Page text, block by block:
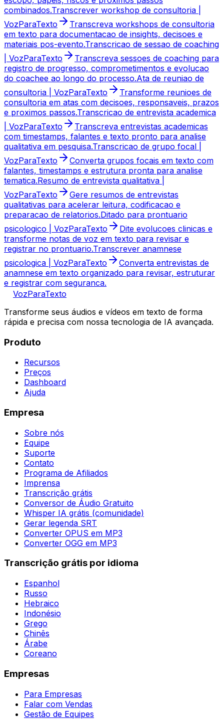
combinados.Transcrever workshop de consultoria |
VozParaTexto
Transcreva workshops de consultoria
em texto para documentacao de insights, decisoes e
materiais pos-evento.Transcricao de sessao de coaching
| VozParaTexto
Transcreva sessoes de coaching para
registro de progresso, comprometimentos e evolucao
do coachee ao longo do processo.Ata de reuniao de
consultoria | VozParaTexto
Transforme reunioes de
consultoria em atas com decisoes, responsaveis, prazos
e proximos passos.Transcricao de entrevista academica
| VozParaTexto
Transcreva entrevistas academicas
com timestamps, falantes e texto pronto para analise
qualitativa em pesquisa.Transcricao de grupo focal |
VozParaTexto
Converta grupos focais em texto com
falantes, timestamps e estrutura pronta para analise
tematica.Resumo de entrevista qualitativa |
VozParaTexto
Gere resumos de entrevistas
qualitativas para acelerar leitura, codificacao e
preparacao de relatorios.Ditado para prontuario
psicologico | VozParaTexto
Dite evolucoes clinicas e
transforme notas de voz em texto para revisar e
registrar no prontuario.Transcrever anamnese
psicologica | VozParaTexto
Converta entrevistas de
anamnese em texto organizado para revisar, estruturar
e registrar com seguranca.
VozParaTexto
Transforme seus áudios e vídeos em texto de forma
rápida e precisa com nossa tecnologia de IA avançada.
Produto
Recursos
Preços
Dashboard
Ajuda
Empresa
Sobre nós
Equipe
Suporte
Contato
Programa de Afiliados
Imprensa
Transcrição grátis
Conversor de Áudio Gratuito
Whisper IA grátis (comunidade)
Gerar legenda SRT
Converter OPUS em MP3
Converter OGG em MP3
Transcrição grátis por idioma
Espanhol
Russo
Hebraico
Indonésio
Grego
Chinês
Árabe
Coreano
Empresas
Para Empresas
Falar com Vendas
Gestão de Equipes